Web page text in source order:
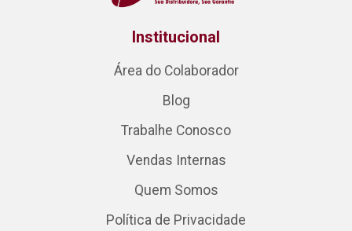
Institucional
Área do Colaborador
Blog
Trabalhe Conosco
Vendas Internas
Quem Somos
Política de Privacidade